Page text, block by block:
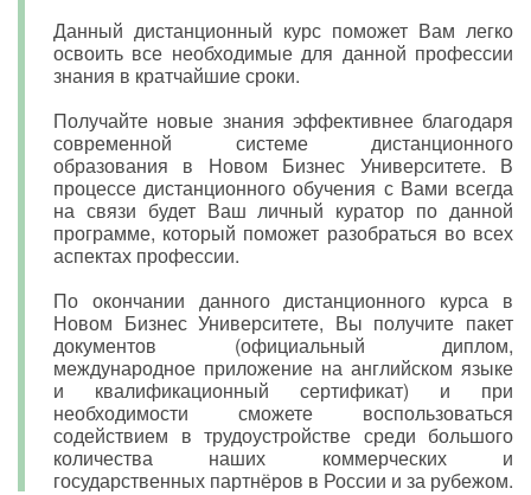
Данный дистанционный курс поможет Вам легко
освоить все необходимые для данной профессии
знания в кратчайшие сроки.
Получайте новые знания эффективнее благодаря
современной системе дистанционного
образования в Новом Бизнес Университете. В
процессе дистанционного обучения с Вами всегда
на связи будет Ваш личный куратор по данной
программе, который поможет разобраться во всех
аспектах профессии.
По окончании данного дистанционного курса в
Новом Бизнес Университете, Вы получите пакет
документов (официальный диплом,
международное приложение на английском языке
и квалификационный сертификат) и при
необходимости сможете воспользоваться
содействием в трудоустройстве среди большого
количества наших коммерческих и
государственных партнёров в России и за рубежом.